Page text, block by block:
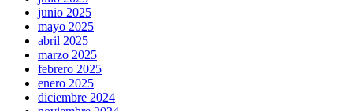
junio 2025
mayo 2025
abril 2025
marzo 2025
febrero 2025
enero 2025
diciembre 2024